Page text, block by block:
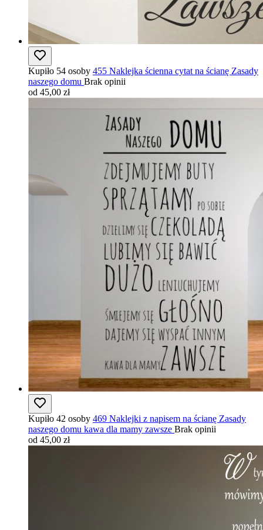
Kupiło 54 osoby 455 Naklejka ścienna cytat na ścianę Zasady
naszego domu Brak opinii
od 45,00 zł
Kupiło 42 osoby 469 Naklejki z napisem na ścianę Zasady
naszego domu kawa dla mamy zawsze Brak opinii
od 45,00 zł